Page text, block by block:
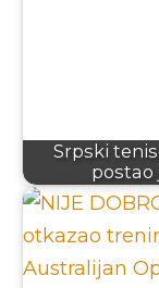
Srpski
postao